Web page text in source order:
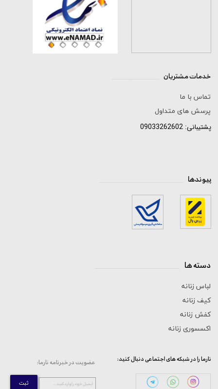
تماس با ما
پرسش های متداول
لباس زنانه
کیف زنانه
کفش زنانه
اکسسوری زنانه
پشتیبانی: 09033262602
:نارما را در شبکه های اجتماعی دنبال کنید :عضویت در خبرنامه نارما
ثبت ...ایمیل خود را وارد کنید
پیوندها
دسته ها
خدمات مشتریان